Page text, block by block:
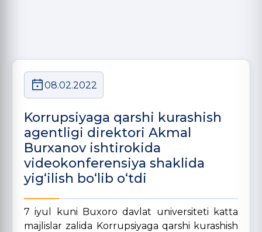
08.02.2022
Korrupsiyaga qarshi kurashish
agentligi direktori Akmal
Burxanov ishtirokida
videokonferensiya shaklida
yig‘ilish bo‘lib o‘tdi
7 iyul kuni Buxoro davlat universiteti katta
majlislar zalida Korrupsiyaga qarshi kurashish